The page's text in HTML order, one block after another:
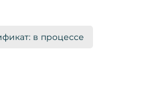
в процессе